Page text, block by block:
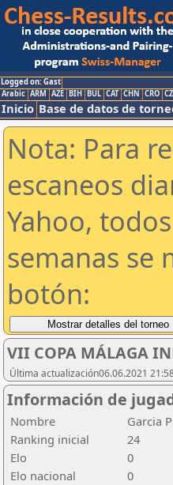
Logged on: Gast
Arabic ARM AZE BIH BUL CAT CHN CRO
Inicio Base de datos de
Nota: Para
escaneos
Yahoo,
semanas se
botón:
VII COPA MÁLAGA
Última actualización06.06.2021
Información de
Nombre
Garcia
Ranking inicial
24
Elo
0
Elo nacional
0